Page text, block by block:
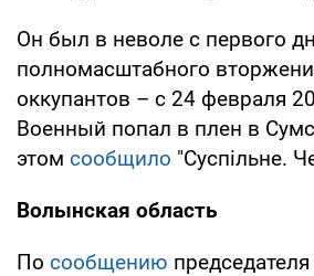
Он был в неволе с первого
полномасштабного
оккупантов – с 24 февраля
Военный попал в плен в
этом сообщило "Суспільне.
Волынская область
По сообщению